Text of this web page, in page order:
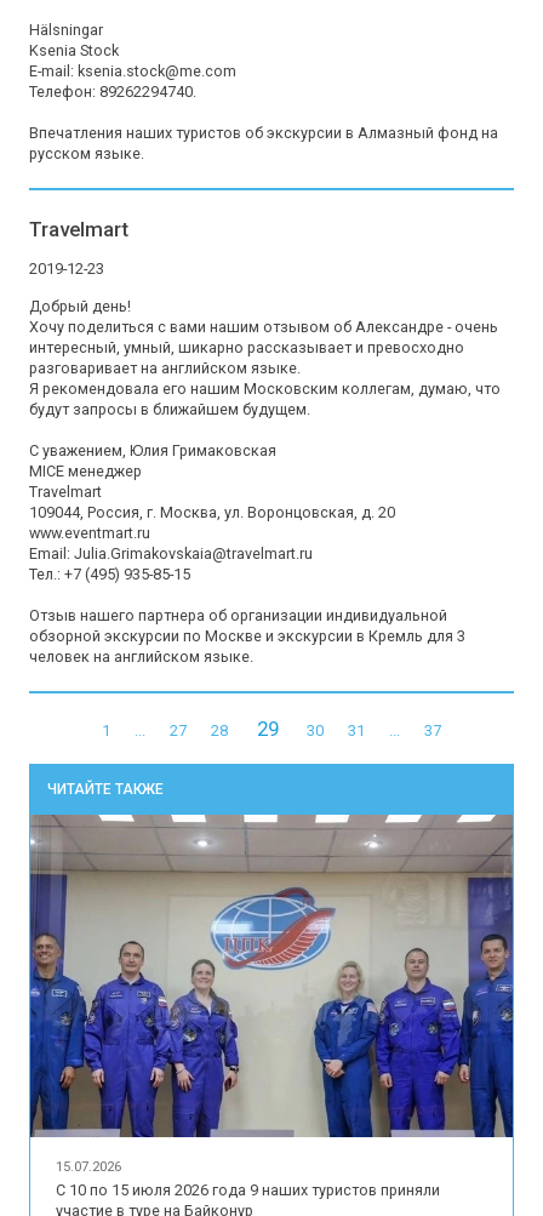
Hälsningar
Ksenia Stock
E-mail: ksenia.stock@me.com
Телефон: 89262294740.
Впечатления наших туристов об экскурсии в Алмазный фонд на
русском языке.
Travelmart
2019-12-23
Добрый день!
Хочу поделиться с вами нашим отзывом об Александре - очень
интересный, умный, шикарно рассказывает и превосходно
разговаривает на английском языке.
Я рекомендовала его нашим Московским коллегам, думаю, что
будут запросы в ближайшем будущем.
С уважением, Юлия Гримаковская
MICE менеджер
Travelmart
109044, Россия, г. Москва, ул. Воронцовская, д. 20
www.eventmart.ru
Email: Julia.Grimakovskaia@travelmart.ru
Тел.: +7 (495) 935-85-15
Отзыв нашего партнера об организации индивидуальной
обзорной экскурсии по Москве и экскурсии в Кремль для 3
человек на английском языке.
1 27 28 29 30 31 37
ЧИТАЙТЕ ТАКЖЕ
15.07.2026
С 10 по 15 июля 2026 года 9 наших туристов приняли
участие в туре на Байконур